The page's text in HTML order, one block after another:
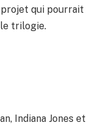
projet qui pourrait
trilogie.
Indiana Jones et